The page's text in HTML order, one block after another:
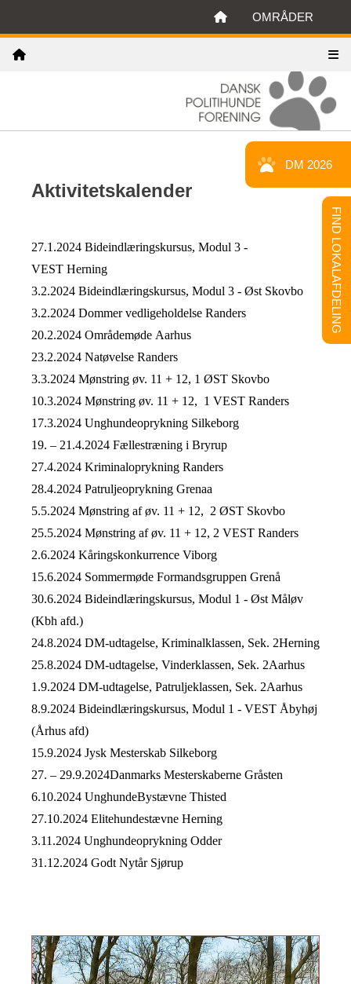
OMRÅDER
Aktivitetskalender
27.1.2024 Bideindlæringskursus, Modul 3 -
VEST Herning
3.2.2024 Bideindlæringskursus, Modul 3 - Øst Skovbo
3.2.2024 Dommer vedligeholdelse Randers
20.2.2024 Områdemøde Aarhus
23.2.2024 Natøvelse Randers
3.3.2024 Mønstring øv. 11 + 12, 1 ØST Skovbo
10.3.2024 Mønstring øv. 11 + 12, 1 VEST Randers
17.3.2024 Unghundeoprykning Silkeborg
19. – 21.4.2024 Fællestræning i Bryrup
27.4.2024 Kriminaloprykning Randers
28.4.2024 Patruljeoprykning Grenaa
5.5.2024 Mønstring af øv. 11 + 12, 2 ØST Skovbo
25.5.2024 Mønstring af øv. 11 + 12, 2 VEST Randers
2.6.2024 Kåringskonkurrence Viborg
15.6.2024 Sommermøde Formandsgruppen Grenå
30.6.2024 Bideindlæringskursus, Modul 1 - Øst Måløv
(Kbh afd.)
24.8.2024 DM-udtagelse, Kriminalklassen, Sek. 2Herning
25.8.2024 DM-udtagelse, Vinderklassen, Sek. 2Aarhus
1.9.2024 DM-udtagelse, Patruljeklassen, Sek. 2Aarhus
8.9.2024 Bideindlæringskursus, Modul 1 - VEST Åbyhøj
(Århus afd)
15.9.2024 Jysk Mesterskab Silkeborg
27. – 29.9.2024Danmarks Mesterskaberne Gråsten
6.10.2024 UnghundeBystævne Thisted
27.10.2024 Elitehundestævne Herning
3.11.2024 Unghundeoprykning Odder
31.12.2024 Godt Nytår Sjørup
DM 2026
FIND LOKALAFDELING